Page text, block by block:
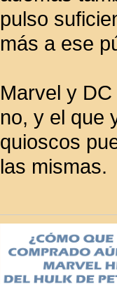
pulso
más a ese
Marvel y
no, y el que
quioscos
las mismas.